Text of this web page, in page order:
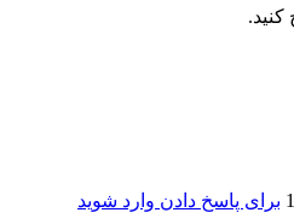
برای پاسخ دادن وارد شوید